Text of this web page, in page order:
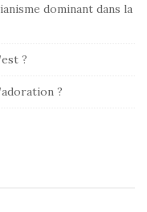
dominant dans la
?
?